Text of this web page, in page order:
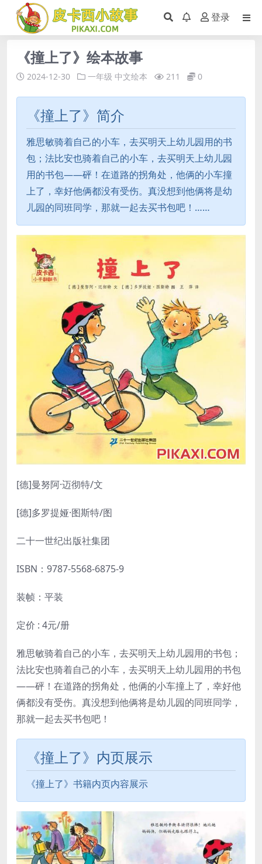
登录
《撞上了》绘本故事
2024-12-30 一年级 中文绘本 211 0
《撞上了》简介
雅思敏骑着自己的小车，去买明天上幼儿园用的书
包；法比安也骑着自己的小车，去买明天上幼儿园
用的书包——砰！在道路的拐角处，他俩的小车撞
上了，幸好他俩都没有受伤。真没想到他俩将是幼
儿园的同班同学，那就一起去买书包吧！……
[德]曼努阿·迈彻特/文
[德]多罗提娅·图斯特/图
二十一世纪出版社集团
ISBN： 9787-5568-6875-9
装帧：平装
定价 : 4元/册
雅思敏骑着自己的小车，去买明天上幼儿园用的书包；
法比安也骑着自己的小车，去买明天上幼儿园用的书包
——砰！在道路的拐角处，他俩的小车撞上了，幸好他
俩都没有受伤。真没想到他俩将是幼儿园的同班同学，
那就一起去买书包吧！
《撞上了》内页展示
《撞上了》书籍内页内容展示